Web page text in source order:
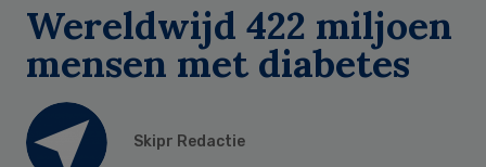
Wereldwijd 422 miljoen
mensen met diabetes
Skipr Redactie